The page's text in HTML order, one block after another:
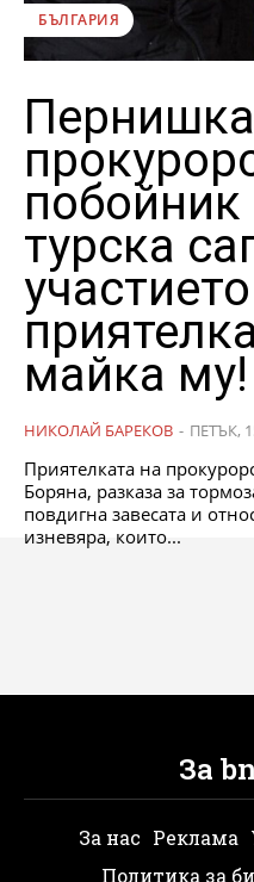
БЪЛГАРИЯ
побойник
турска
майка
НИКОЛАЙ БАРЕКОВ - ПЕТЪК,
Приятелката на
Боряна, разказа за
повдигна завесата и
изневяра, които...
За
За нас Реклама
Политика за